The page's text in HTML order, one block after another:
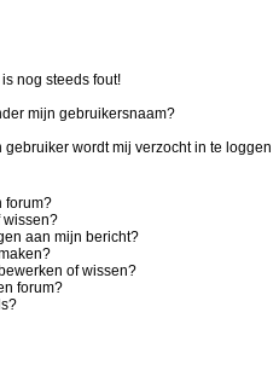
nog steeds fout!
mijn gebruikersnaam?
wordt mij verzocht in te loggen
forum?
wissen?
aan mijn bericht?
of wissen?
forum?